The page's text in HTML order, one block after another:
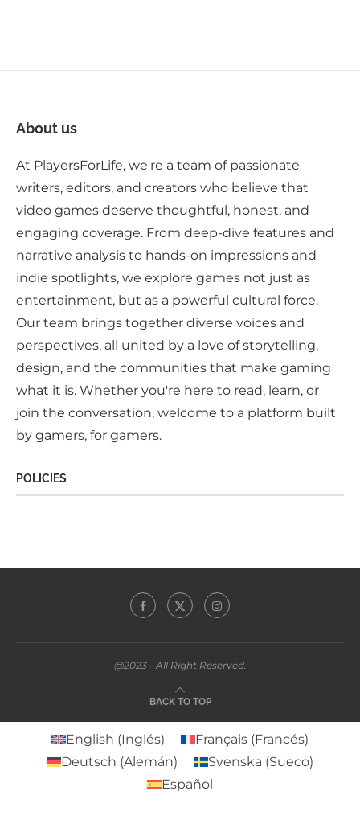
About us
At PlayersForLife, we're a team of passionate
writers, editors, and creators who believe that
video games deserve thoughtful, honest, and
engaging coverage. From deep-dive features and
narrative analysis to hands-on impressions and
indie spotlights, we explore games not just as
entertainment, but as a powerful cultural force.
Our team brings together diverse voices and
perspectives, all united by a love of storytelling,
design, and the communities that make gaming
what it is. Whether you're here to read, learn, or
join the conversation, welcome to a platform built
by gamers, for gamers.
POLICIES
@2023 - All Right Reserved.
BACK TO TOP
English (Inglés) Français (Francés)
Deutsch (Alemán) Svenska (Sueco)
Español